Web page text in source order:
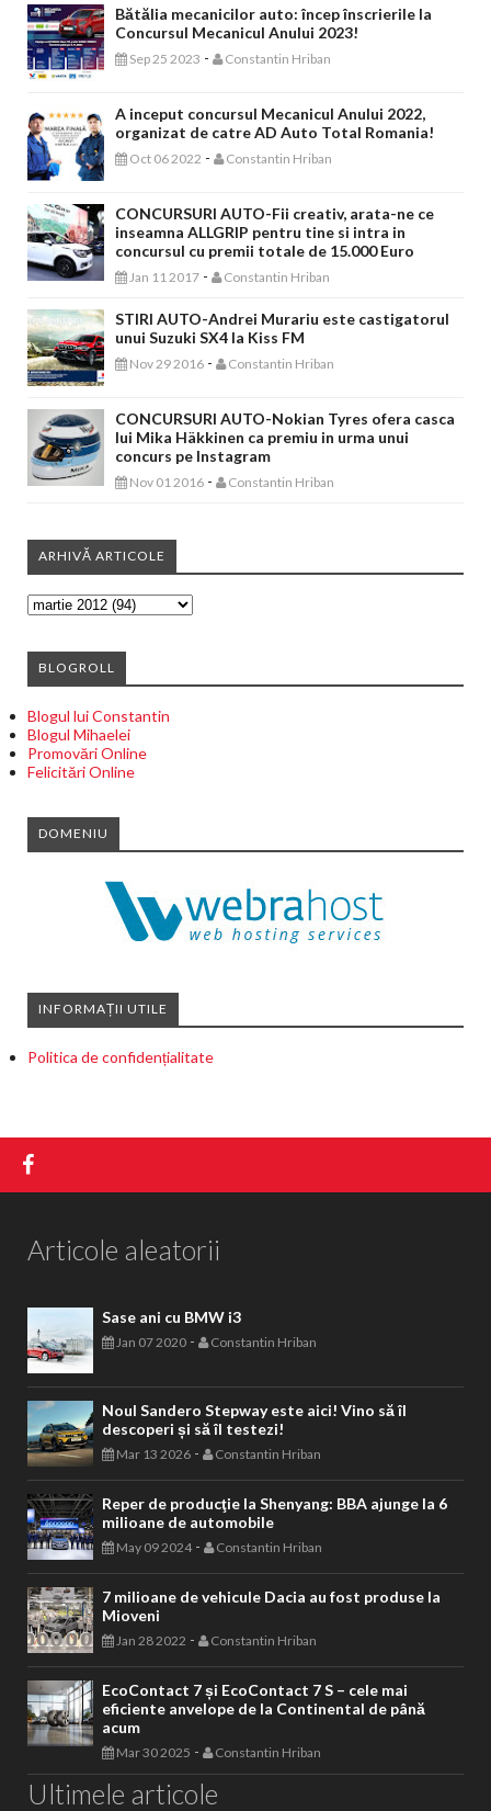
Bătălia mecanicilor auto: încep înscrierile la
Concursul Mecanicul Anului 2023!
Sep 25 2023 - Constantin Hriban
A inceput concursul Mecanicul Anului 2022,
organizat de catre AD Auto Total Romania!
Oct 06 2022 - Constantin Hriban
CONCURSURI AUTO-Fii creativ, arata-ne ce
inseamna ALLGRIP pentru tine si intra in
concursul cu premii totale de 15.000 Euro
Jan 11 2017 - Constantin Hriban
STIRI AUTO-Andrei Murariu este castigatorul
unui Suzuki SX4 la Kiss FM
Nov 29 2016 - Constantin Hriban
CONCURSURI AUTO-Nokian Tyres ofera casca
lui Mika Häkkinen ca premiu in urma unui
concurs pe Instagram
Nov 01 2016 - Constantin Hriban
ARHIVĂ ARTICOLE
BLOGROLL
Blogul lui Constantin
Blogul Mihaelei
Promovări Online
Felicitări Online
DOMENIU
INFORMAȚII UTILE
Politica de confidențialitate
Articole aleatorii
Sase ani cu BMW i3
Jan 07 2020 - Constantin Hriban
Noul Sandero Stepway este aici! Vino să îl
descoperi și să îl testezi!
Mar 13 2026 - Constantin Hriban
Reper de producţie la Shenyang: BBA ajunge la 6
milioane de automobile
May 09 2024- Constantin Hriban
7 milioane de vehicule Dacia au fost produse la
Mioveni
Jan 28 2022 - Constantin Hriban
EcoContact 7 și EcoContact 7 S – cele mai
eficiente anvelope de la Continental de până
acum
Mar 30 2025 - Constantin Hriban
Ultimele articole